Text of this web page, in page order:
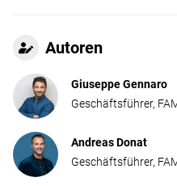
Autoren
Giuseppe Gennaro
Geschäftsführer,
Andreas Donat
Geschäftsführer,